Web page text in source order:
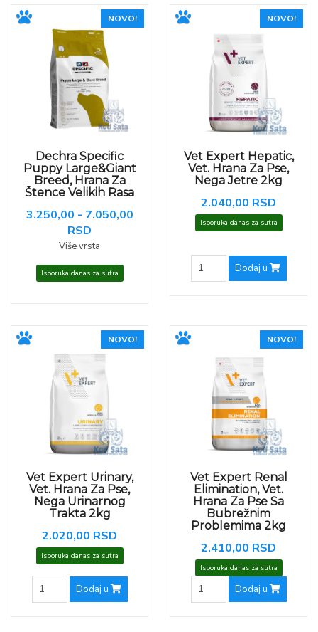
NOVO!
Dechra Specific
Puppy Large&Giant
Breed, Hrana Za
Štence Velikih Rasa
3.250,00 - 7.050,00
RSD
Više vrsta
Isporuka danas za sutra
NOVO!
Vet Expert Hepatic,
Vet. Hrana Za Pse,
Nega Jetre 2kg
2.040,00 RSD
Isporuka danas za sutra
Dodaj u
NOVO!
Vet Expert Urinary,
Vet. Hrana Za Pse,
Nega Urinarnog
Trakta 2kg
2.020,00 RSD
Isporuka danas za sutra
Dodaj u
NOVO!
Vet Expert Renal
Elimination, Vet.
Hrana Za Pse Sa
Bubrežnim
Problemima 2kg
2.410,00 RSD
Isporuka danas za sutra
Dodaj u